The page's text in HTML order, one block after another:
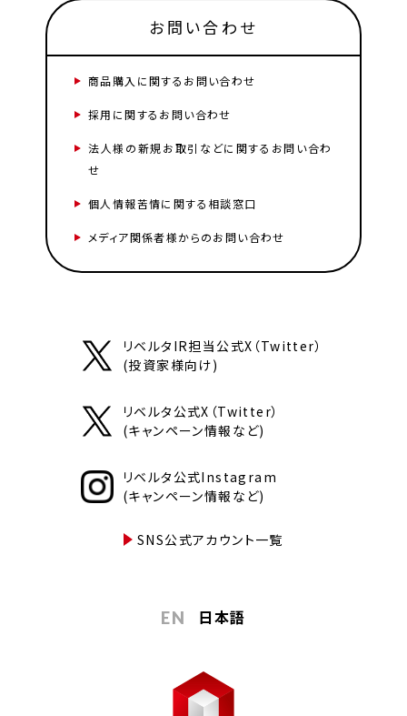
お問い合わせ
商品購入に関するお問い合わせ
採用に関するお問い合わせ
法人様の新規お取引などに関するお問い合わ
せ
個人情報苦情に関する相談窓口
メディア関係者様からのお問い合わせ
リベルタIR担当公式X（Twitter）
(投資家様向け)
リベルタ公式X（Twitter）
(キャンペーン情報など)
リベルタ公式Instagram
(キャンペーン情報など)
SNS公式アカウント一覧
EN 日本語